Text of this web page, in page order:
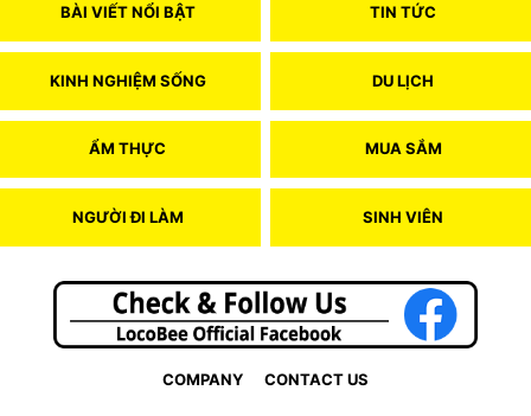
BÀI VIẾT NỔI BẬT TIN TỨC
KINH NGHIỆM SỐNG DU LỊCH
ẨM THỰC MUA SẮM
NGƯỜI ĐI LÀM SINH VIÊN
COMPANY CONTACT US